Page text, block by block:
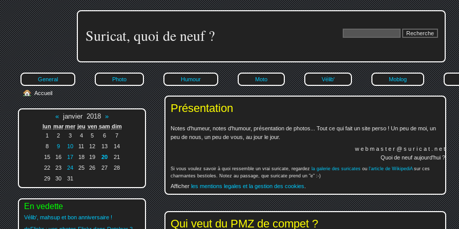
Suricat, quoi de neuf ?
General Photo Humour Moto Vélib' Moblog
Présentation
Notes d'humeur, notes d'humour, présentation de photos... Tout ce qui fait un site perso ! Un peu de moi, un
peu de nous, un peu de vous, au jour le jour.
w e b m a s t e r @ s u r i c a t . n e t
Quoi de neuf aujourd'hui ?
Si vous voulez savoir à quoi ressemble un vrai suricate, regardez la galerie des suricates ou l'article de WikipediAsur ces
charmantes bestioles. Notez au passage, que suricate prend un "e" :-)
Afficher les mentions legales et la gestion des cookies
Qui veut du PMZ de compet ?
Accueil
« janvier 2018 »
lun mar mer jeu ven sam dim
1
2 3 4 5 6
7
8
9 10 11 12 13
14
15
16 17 18 19 20
21
22
23 24 25 26 27
28
29
30 31
En vedette
Vélib', mahsup et bon anniversaire !